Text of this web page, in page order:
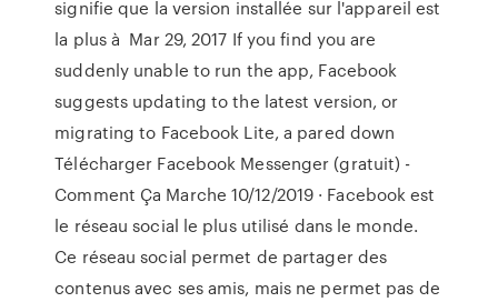
signifie que la version installée sur l'appareil est
la plus à Mar 29, 2017 If you find you are
suddenly unable to run the app, Facebook
suggests updating to the latest version, or
migrating to Facebook Lite, a pared down
Télécharger Facebook Messenger (gratuit) -
Comment Ça Marche 10/12/2019 · Facebook est
le réseau social le plus utilisé dans le monde.
Ce réseau social permet de partager des
contenus avec ses amis, mais ne permet pas de